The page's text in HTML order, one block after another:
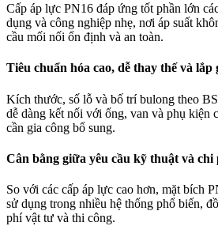
Cấp áp lực PN16 đáp ứng tốt phần lớn
dụng và công nghiệp nhẹ, nơi áp suất
cầu mối nối ổn định và an toàn.
Tiêu chuẩn hóa cao, dễ thay thế và lắp
Kích thước, số lỗ và bố trí bulong theo
dễ dàng kết nối với ống, van và phụ kiện
cần gia công bổ sung.
Cân bằng giữa yêu cầu kỹ thuật và
So với các cấp áp lực cao hơn, mặt bích
sử dụng trong nhiều hệ thống phổ biến,
phí vật tư và thi công.